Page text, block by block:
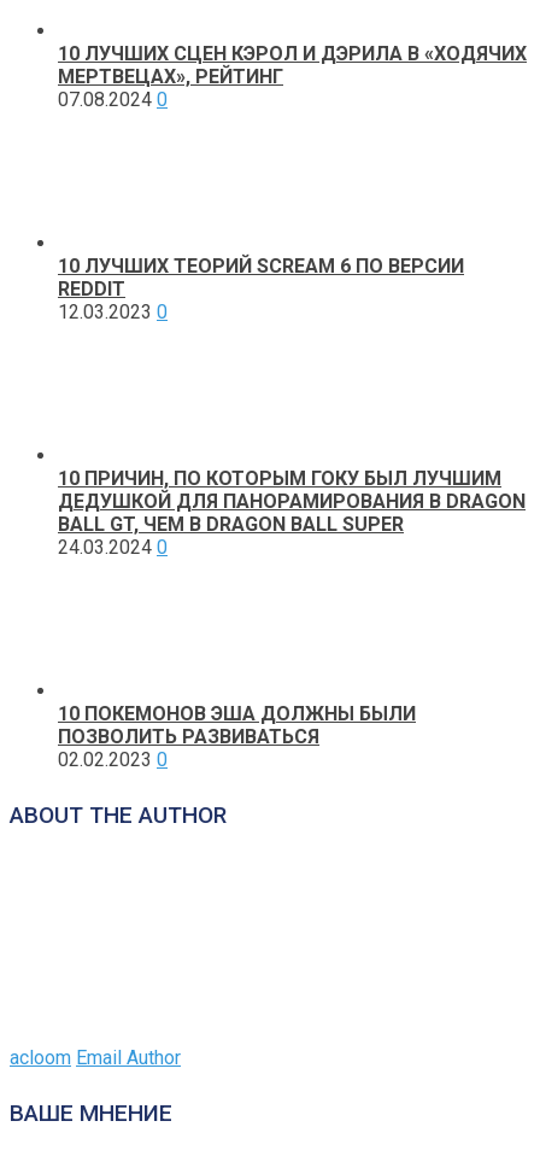
10 ЛУЧШИХ СЦЕН КЭРОЛ И ДЭРИЛА В «ХОДЯЧИХ
МЕРТВЕЦАХ», РЕЙТИНГ
07.08.2024 0
10 ЛУЧШИХ ТЕОРИЙ SCREAM 6 ПО ВЕРСИИ
REDDIT
12.03.2023 0
10 ПРИЧИН, ПО КОТОРЫМ ГОКУ БЫЛ ЛУЧШИМ
ДЕДУШКОЙ ДЛЯ ПАНОРАМИРОВАНИЯ В DRAGON
BALL GT, ЧЕМ В DRAGON BALL SUPER
24.03.2024 0
10 ПОКЕМОНОВ ЭША ДОЛЖНЫ БЫЛИ
ПОЗВОЛИТЬ РАЗВИВАТЬСЯ
02.02.2023 0
ABOUT THE AUTHOR
acloom Email Author
ВАШЕ МНЕНИЕ